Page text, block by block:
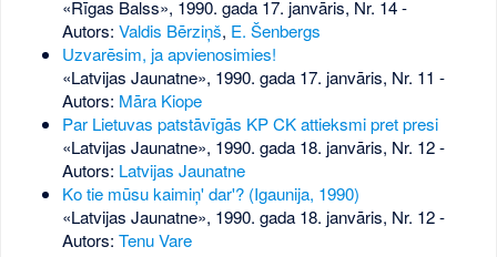
«Rīgas Balss», 1990. gada 17. janvāris, Nr. 14-
Autors: Valdis Bērziņš, E. Šenbergs
Uzvarēsim, ja apvienosimies!
«Latvijas Jaunatne», 1990. gada 17. janvāris, Nr. 11 -
Autors: Māra Kiope
Par Lietuvas patstāvīgās KP CK attieksmi pret presi
«Latvijas Jaunatne», 1990. gada 18. janvāris, Nr. 12-
Autors: Latvijas Jaunatne
Ko tie mūsu kaimiņ' dar'? (Igaunija, 1990)
«Latvijas Jaunatne», 1990. gada 18. janvāris, Nr. 12-
Autors: Tenu Vare